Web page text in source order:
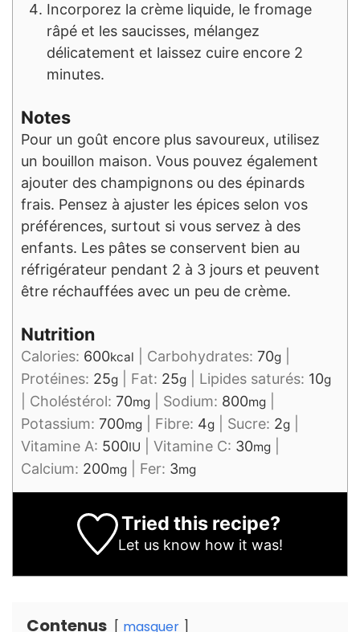
Incorporez la crème liquide, le fromage
râpé et les saucisses, mélangez
délicatement et laissez cuire encore 2
minutes.
Notes
Pour un goût encore plus savoureux, utilisez
un bouillon maison. Vous pouvez également
ajouter des champignons ou des épinards
frais. Pensez à ajuster les épices selon vos
préférences, surtout si vous servez à des
enfants. Les pâtes se conservent bien au
réfrigérateur pendant 2 à 3 jours et peuvent
être réchauffées avec un peu de crème.
Nutrition
Calories: 600kcal Carbohydrates: 70g
Protéines: 25g Fat: 25g Lipides saturés: 10g
Choléstérol: 70mg Sodium: 800mg
Potassium: 700mg Fibre: 4g Sucre: 2g
Vitamine A: 500IU Vitamine C: 30mg
Calcium: 200mg Fer: 3mg
Tried this recipe?
Let us know how it was!
Contenus masquer